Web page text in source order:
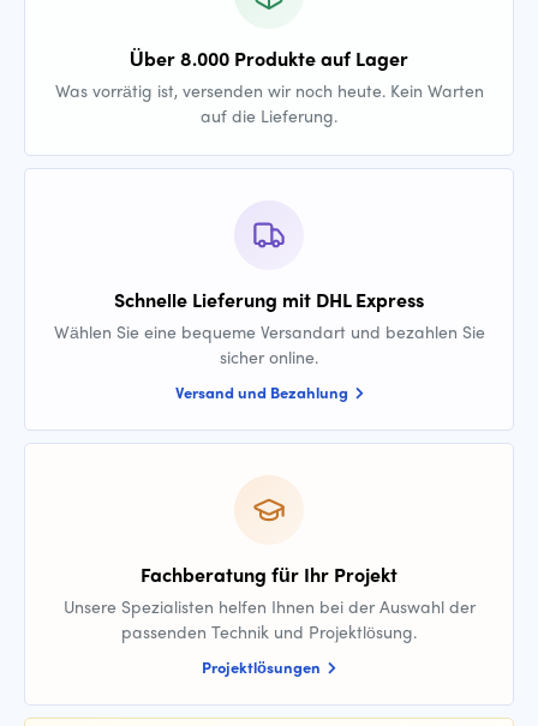
Über 8.000 Produkte auf Lager
Was vorrätig ist, versenden wir noch heute. Kein Warten
auf die Lieferung.
Schnelle Lieferung mit DHL Express
Wählen Sie eine bequeme Versandart und bezahlen Sie
sicher online.
Versand und Bezahlung
Fachberatung für Ihr Projekt
Unsere Spezialisten helfen Ihnen bei der Auswahl der
passenden Technik und Projektlösung.
Projektlösungen